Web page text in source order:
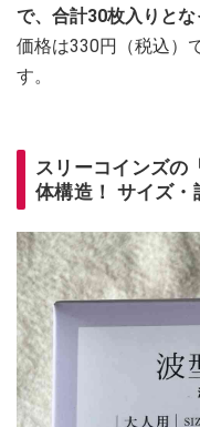
で、合計30枚入りとな
価格は330円（税込）
す。
スリーコインズの
体構造！ サイズ・